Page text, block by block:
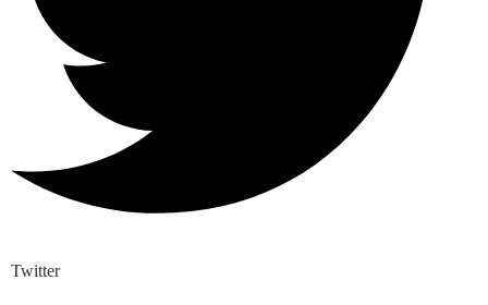
Twitter